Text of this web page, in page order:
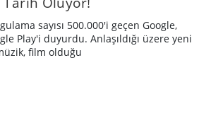
sayısı 500.000'i geçen Google,
Play'i duyurdu. Anlaşıldığı üzere yeni
film olduğu